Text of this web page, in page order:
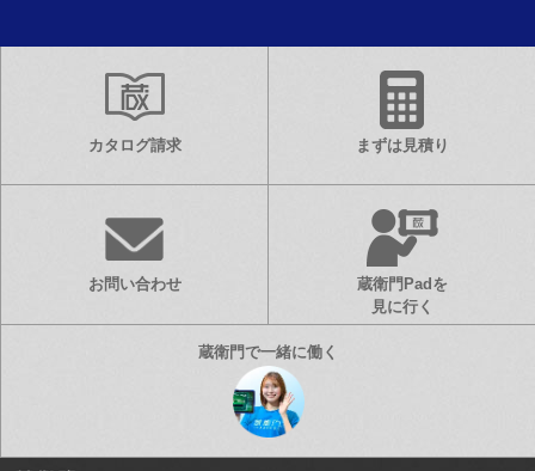
カタログ請求 まずは見積り
お問い合わせ
蔵衛門Padを
見に行く